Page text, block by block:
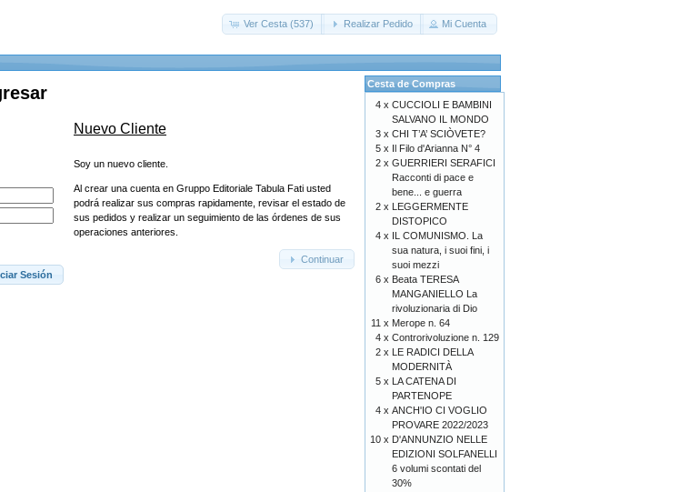
Ver Cesta (537) Realizar Pedido Mi Cuenta
Sesión
Nuevo Cliente
Soy un nuevo cliente.
Al crear una cuenta en Gruppo Editoriale Tabula Fati usted
podrá realizar sus compras rapidamente, revisar el estado de
sus pedidos y realizar un seguimiento de las órdenes de sus
operaciones anteriores.
Continuar
Cesta de Compras
4 x CUCCIOLI E BAMBINI
SALVANO IL MONDO
3 x CHI T’A’ SCIÒVETE?
5 x Il Filo d'Arianna N° 4
2 x GUERRIERI SERAFICI
Racconti di pace e
bene... e guerra
2 x LEGGERMENTE
DISTOPICO
4 x IL COMUNISMO. La
sua natura, i suoi fini, i
suoi mezzi
6 x Beata TERESA
MANGANIELLO La
rivoluzionaria di Dio
11 x Merope n. 64
4 x Controrivoluzione n. 129
2 x LE RADICI DELLA
MODERNITÀ
5 x LA CATENA DI
PARTENOPE
4 x ANCH'IO CI VOGLIO
PROVARE 2022/2023
10 x D'ANNUNZIO NELLE
EDIZIONI SOLFANELLI
6 volumi scontati del
30%